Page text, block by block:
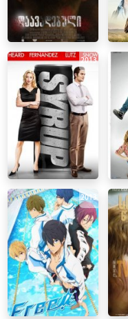
2013
2013